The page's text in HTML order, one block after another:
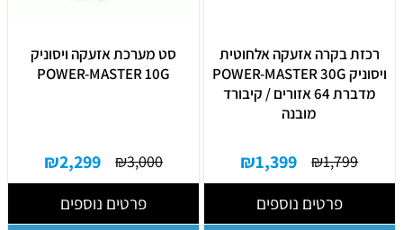
רכזת בקרה אזעקה אלחוטית
ויסוניק POWER-MASTER 30G
מדברת 64 אזורים / קיבורד
מובנה
₪1,799
₪1,399
פרטים נוספים
סט מערכת אזעקה ויסוניק
POWER-MASTER 10G
₪3,000
₪2,299
פרטים נוספים